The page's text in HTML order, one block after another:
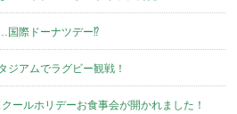
国際ドーナツデー⁉︎
ジアムでラグビー観戦！
ールホリデーお食事会が開かれました！